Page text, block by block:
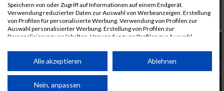
Speichern von oder Zugriff auf Informationen auf einem Endgerät.
Verwendung reduzierter Daten zur Auswahl von Werbeanzeigen. Erstellung
von Profilen für personalisierte Werbung. Verwendung von Profilen zur
Auswahl personalisierter Werbung. Erstellung von Profilen zur
Personalisierung von Inhalten. Verwendung von Profilen zur Auswahl
Performance von Inhalten. Analyse von Zielgruppen durch Statistiken oder
Kombinationen von Daten aus verschiedenen Quellen. Entwicklung und
von Inhalten.
Daten können außerhalb der Europäischen Union weitergegeben und in die
Alle akzeptieren Ablehnen
Nein, anpassen